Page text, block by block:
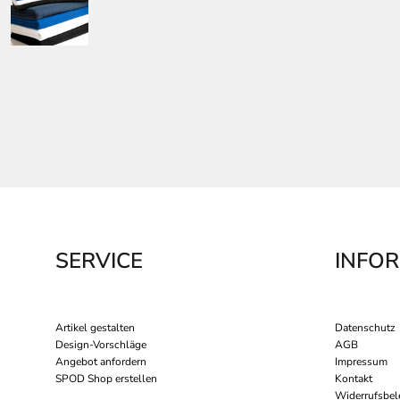
SERVICE
Artikel gestalten
Design-Vorschläge
Angebot anfordern
SPOD Shop erstellen
Datenschutz
AGB
Impressum
Kontakt